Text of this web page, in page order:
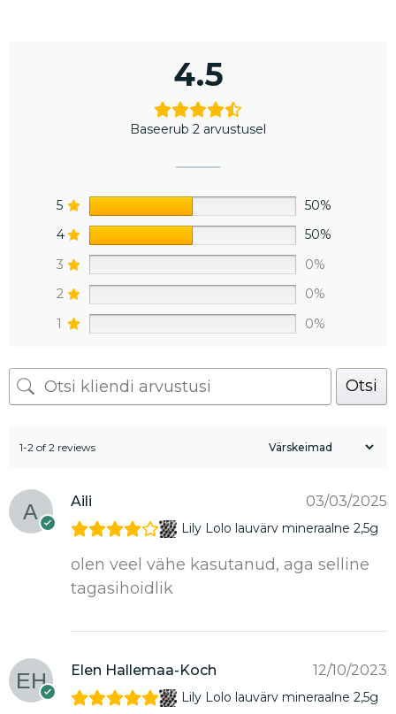
4.5
Baseerub 2 arvustusel
5
50%
4
50%
3
0%
2
0%
1
0%
Otsi
1-2 of 2 reviews
Aili 03/03/2025
Lily Lolo lauvärv mineraalne 2,5g
olen veel vähe kasutanud, aga selline
tagasihoidlik
Elen Hallemaa-Koch 12/10/2023
Lily Lolo lauvärv mineraalne 2,5g